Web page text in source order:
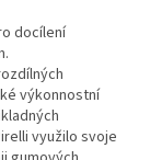
docílení
výkonnostní
využilo svoje